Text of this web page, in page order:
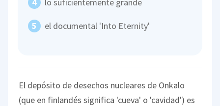
el documental 'Into Eternity'
El depósito de desechos nucleares de Onkalo
(que en finlandés significa 'cueva' o 'cavidad') es